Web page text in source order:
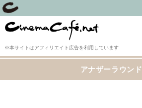
※本サイトはアフィリエイト広告を利用しています
アナザーラウンド